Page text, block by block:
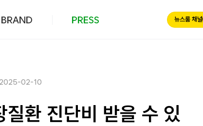
BRAND PRESS 뉴스룸 채널
2025-02-10
환 진단비 받을 수 있